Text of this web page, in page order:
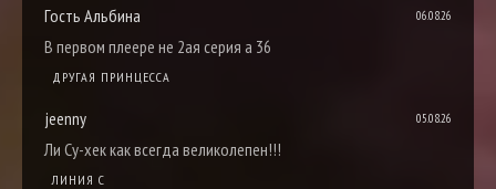
Гость Альбина 06.08.26
В первом плеере не 2ая серия а 36
ДРУГАЯ ПРИНЦЕССА
jeenny 05.08.26
Ли Су-хек как всегда великолепен!!!
ЛИНИЯ С